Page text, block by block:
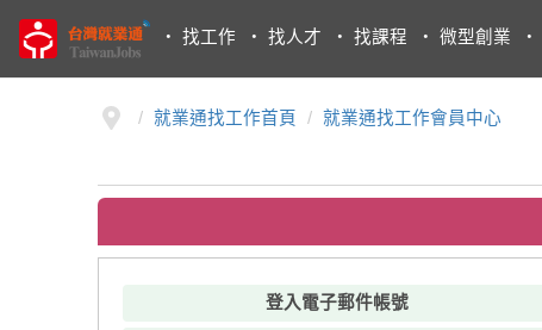
・ 找工作 ・ 找人才 ・ 找課程 ・ 微型創業 ・
就業通找工作首頁 就業通找工作會員中心
登入電子郵件帳號